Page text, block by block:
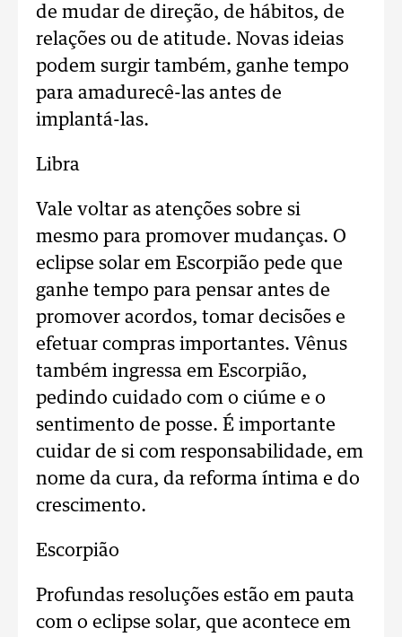
de mudar de direção, de hábitos, de
relações ou de atitude. Novas ideias
podem surgir também, ganhe tempo
para amadurecê-las antes de
implantá-las.
Libra
Vale voltar as atenções sobre si
mesmo para promover mudanças. O
eclipse solar em Escorpião pede que
ganhe tempo para pensar antes de
promover acordos, tomar decisões e
efetuar compras importantes. Vênus
também ingressa em Escorpião,
pedindo cuidado com o ciúme e o
sentimento de posse. É importante
cuidar de si com responsabilidade, em
nome da cura, da reforma íntima e do
crescimento.
Escorpião
Profundas resoluções estão em pauta
com o eclipse solar, que acontece em